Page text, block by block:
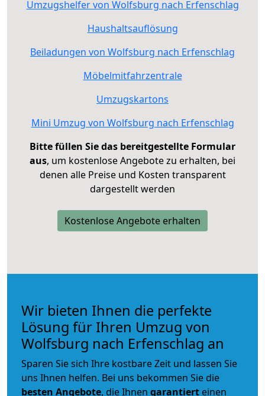
Umzugshelfer von Wolfsburg nach Erfenschlag
Haushaltsauflösung
Beiladungen von Wolfsburg nach Erfenschlag
Möbelmitfahrzentrale
Umzugskartons
Mini Umzug von Wolfsburg nach Erfenschlag
Bitte füllen Sie das bereitgestellte Formular
aus, um kostenlose Angebote zu erhalten, bei
denen alle Preise und Kosten transparent
dargestellt werden
Kostenlose Angebote erhalten
Wir bieten Ihnen die perfekte
Lösung für Ihren Umzug von
Wolfsburg nach Erfenschlag an
Sparen Sie sich Ihre kostbare Zeit und lassen Sie
uns Ihnen helfen. Bei uns bekommen Sie die
besten Angebote, die Ihnen garantiert einen